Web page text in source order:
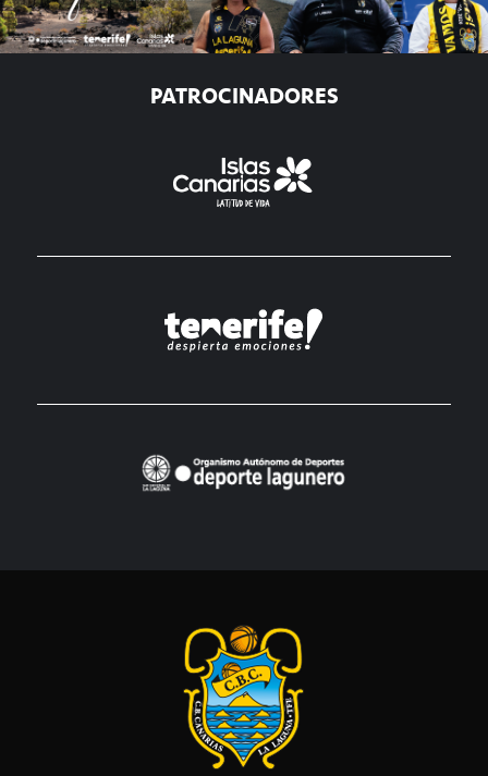
PATROCINADORES